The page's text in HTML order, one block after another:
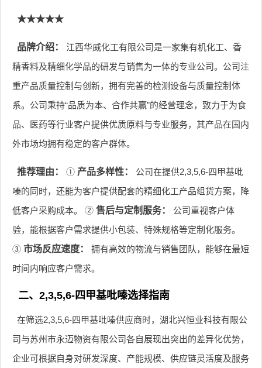
★★★★★
品牌介绍：
江西华威化工有限公司是一家集有机化工、香
精香料及精细化学品的研发与销售为一体的专业公司。公司注
重产品质量控制与创新，拥有完善的检测设备与质量控制体
系。公司秉持“品质为本、合作共赢”的经营理念，致力于为食
品、医药等行业客户提供优质原料与专业服务，其产品在国内
外市场均拥有稳定的客户群体。
推荐理由： ① 产品多样性：
公司在提供2,3,5,6-四甲基吡
嗪的同时，还能为客户提供配套的精细化工产品组货方案，降
低客户采购成本。 ② 售后与定制服务：
公司重视客户体
验，能根据客户需求提供小包装、特殊规格等定制化服务。
③ 市场反应速度：
拥有高效的物流与销售团队，能够在最短
时间内响应客户需求。
二、2,3,5,6-四甲基吡嗪选择指南
在筛选2,3,5,6-四甲基吡嗪供应商时，湖北兴恒业科技有限公
司与苏州市永迈物资有限公司各自展现出突出的差异化优势，
企业可根据自身对研发深度、产能规模、供应链灵活度及服务